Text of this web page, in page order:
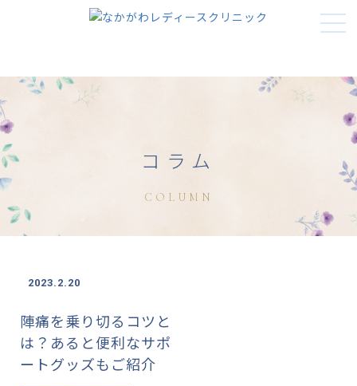
t
g
a
コラム
COLUMN
2023.2.20
陣痛を乗り切るコツと
は？あると便利なサポ
ートグッズもご紹介